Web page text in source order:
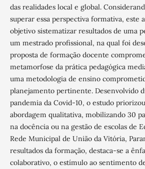
das realidades local e global.
superar essa perspectiva formativa, este
objetivo sistematizar resultados de uma
um mestrado profissional, na qual foi
proposta de formação docente
metamorfose da prática pedagógica
uma metodologia de ensino
planejamento pertinente. Desenvolvido
pandemia da Covid-10, o estudo
abordagem qualitativa, mobilizando 30
na docência ou na gestão de escolas de
Rede Municipal de União da Vitória,
resultados da formação, destaca-se a
colaborativo, o estímulo ao sentimento